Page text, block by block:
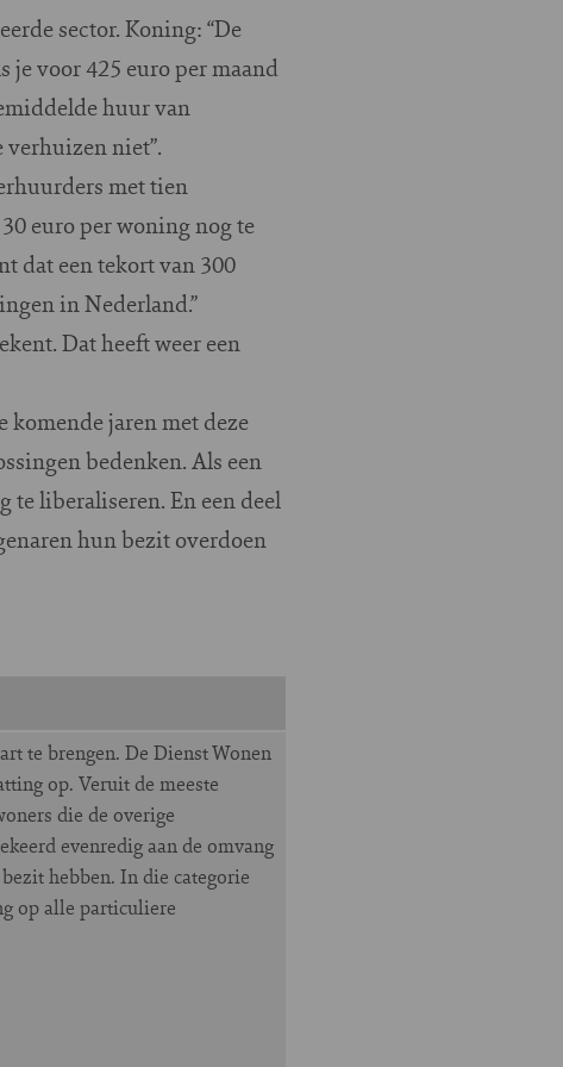
sector. Koning: “De
voor 425 euro per maand
huur van
niet”.
met tien
euro per woning nog te
dat een tekort van 300
in Nederland.”
Dat heeft weer een
jaren met deze
bedenken. Als een
liberaliseren. En een deel
hun bezit overdoen
te brengen. De Dienst Wonen
op. Veruit de meeste
die de overige
evenredig aan de omvang
hebben. In die categorie
op alle particuliere